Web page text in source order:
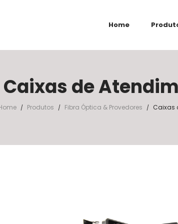
Home
Caixas de
/ Produtos / Fibra Óptica & Provedores / Caixas